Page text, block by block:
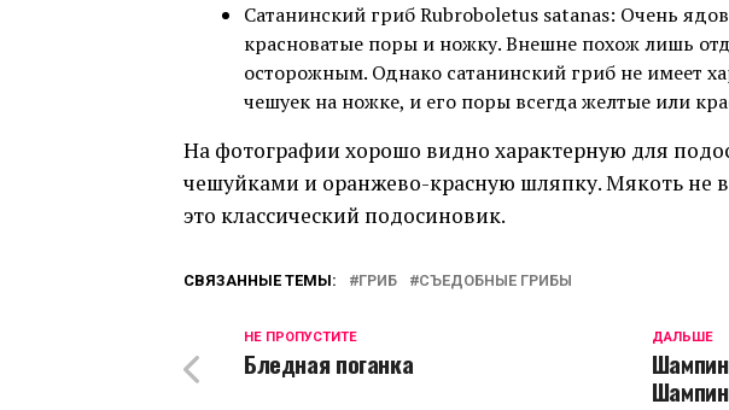
Сатанинский гриб Rubroboletus satanas: Очень
красноватые поры и ножку. Внешне похож лишь
осторожным. Однако сатанинский гриб не имеет
чешуек на ножке, и его поры всегда желтые или
На фотографии хорошо видно характерную для
чешуйками и оранжево-красную шляпку. Мякоть не
это классический подосиновик.
СВЯЗАННЫЕ ТЕМЫ: ГРИБ СЪЕДОБНЫЕ ГРИБЫ
ДАЛЬШЕ
НЕ ПРОПУСТИТЕ
Бледная поганка